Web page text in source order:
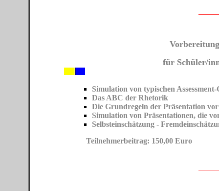
für Schüler/
Simulation von typischen
Das ABC der Rhetorik
Die Grundregeln der Präsentation
Simulation von Präsentationen, die
Selbsteinschätzung -
Teilnehmerbeitrag: 150,00 Euro